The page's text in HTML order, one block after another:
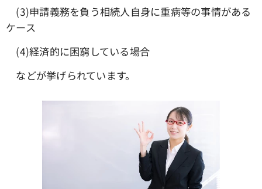
(3)申請義務を負う相続人自身に重病等の事情がある
ケース
(4)経済的に困窮している場合
などが挙げられています。